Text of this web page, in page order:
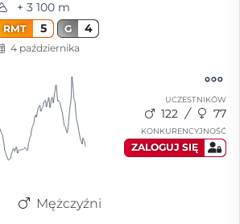
+ 3 100 m
RMT 5 G 4
4 października
UCZESTNIKÓW
122 77
KONKURENCYJNOŚĆ
ZALOGUJ SIĘ
Mężczyźni